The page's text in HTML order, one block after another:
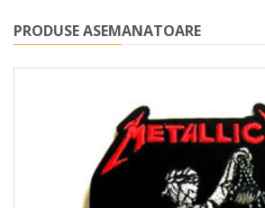
PRODUSE ASEMANATOARE